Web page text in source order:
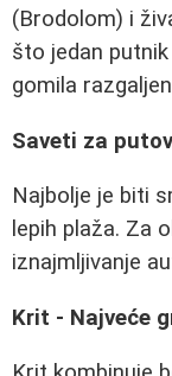
(Brodolom) i
što jedan
gomila
Saveti za
Najbolje je biti
lepih plaža. Za
iznajmljivanje
Krit - Najveće